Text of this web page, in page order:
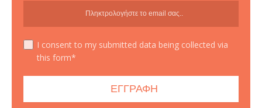
I consent to my submitted data being collected via
this form*